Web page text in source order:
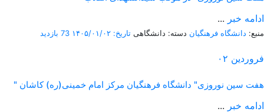
... ادامه خبر
منبع: دانشگاه فرهنگیان دسته: دانشگاهی تاریخ: ۱۴۰۵/۰۱/۰۲ 73 بازدید
۰۲ فروردین
" هفت سین نوروزی" دانشگاه فرهنگیان مرکز امام خمینی(ره) کاشان
... ادامه خبر